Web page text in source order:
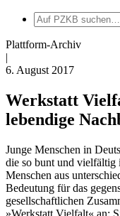
Auf
PZKB
suchen
Plattform-Archiv
|
6. August 2017
Werkstatt
lebendige
Junge Menschen in
die so bunt und vielfältig
Menschen aus
Bedeutung für das
gesellschaftlichen
»Werkstatt Vielfalt« an: